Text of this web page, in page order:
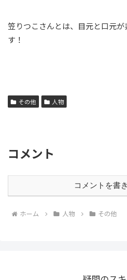
笠りつこさんとは、目元と口元
す！
その他 人物
コメント
コメントを書
ホーム 人物 その他